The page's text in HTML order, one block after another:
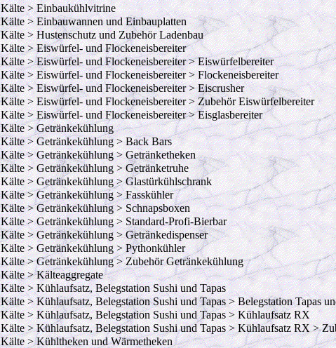
Kälte > Einbaukühlvitrine
Kälte > Einbauwannen und Einbauplatten
Kälte > Hustenschutz und Zubehör Ladenbau
Kälte > Eiswürfel- und Flockeneisbereiter
Kälte > Eiswürfel- und Flockeneisbereiter > Eiswürfelbereiter
Kälte > Eiswürfel- und Flockeneisbereiter > Flockeneisbereiter
Kälte > Eiswürfel- und Flockeneisbereiter > Eiscrusher
Kälte > Eiswürfel- und Flockeneisbereiter > Zubehör Eiswürfelbereiter
Kälte > Eiswürfel- und Flockeneisbereiter > Eisglasbereiter
Kälte > Getränkekühlung
Kälte > Getränkekühlung > Back Bars
Kälte > Getränkekühlung > Getränketheken
Kälte > Getränkekühlung > Getränketruhe
Kälte > Getränkekühlung > Glastürkühlschrank
Kälte > Getränkekühlung > Fasskühler
Kälte > Getränkekühlung > Schnapsboxen
Kälte > Getränkekühlung > Standard-Profi-Bierbar
Kälte > Getränkekühlung > Getränkedispenser
Kälte > Getränkekühlung > Pythonkühler
Kälte > Getränkekühlung > Zubehör Getränkekühlung
Kälte > Kälteaggregate
Kälte > Kühlaufsatz, Belegstation Sushi und Tapas
Kälte > Kühlaufsatz, Belegstation Sushi und Tapas > Belegstation Tapas
Kälte > Kühlaufsatz, Belegstation Sushi und Tapas > Kühlaufsatz RX
Kälte > Kühlaufsatz, Belegstation Sushi und Tapas > Kühlaufsatz RX >
Kälte > Kühltheken und Wärmetheken